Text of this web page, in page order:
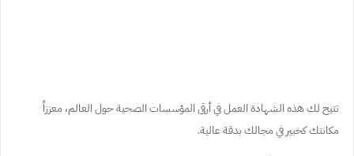
تتيح لك هذه الشهادة العمل في أرقى المؤسسات الصحية حول العالم، معززاً
مكانتك كخبير في مجالك بدقة عالية.